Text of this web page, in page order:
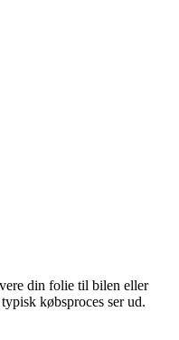
din folie til bilen eller
købsproces ser ud.